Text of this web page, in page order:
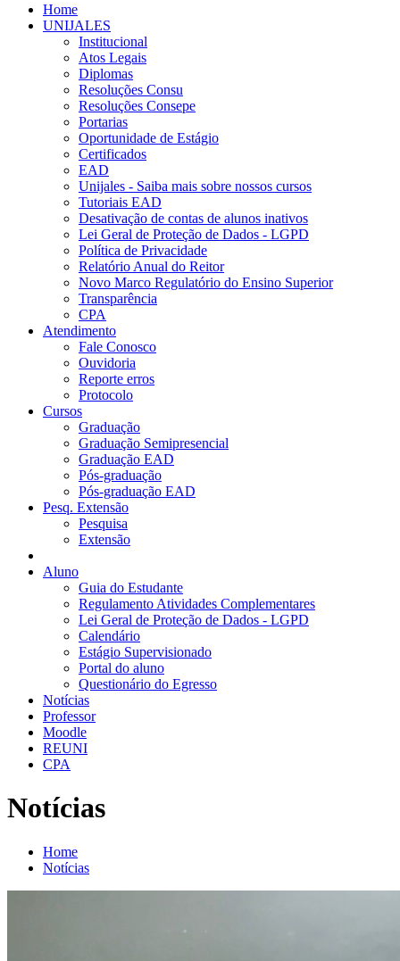
Home
UNIJALES
Institucional
Atos Legais
Diplomas
Resoluções Consu
Resoluções Consepe
Portarias
Oportunidade de Estágio
Certificados
EAD
Unijales - Saiba mais sobre nossos cursos
Tutoriais EAD
Desativação de contas de alunos inativos
Lei Geral de Proteção de Dados - LGPD
Política de Privacidade
Relatório Anual do Reitor
Novo Marco Regulatório do Ensino Superior
Transparência
CPA
Atendimento
Fale Conosco
Ouvidoria
Reporte erros
Protocolo
Cursos
Graduação
Graduação Semipresencial
Graduação EAD
Pós-graduação
Pós-graduação EAD
Pesq. Extensão
Pesquisa
Extensão
Aluno
Guia do Estudante
Regulamento Atividades Complementares
Lei Geral de Proteção de Dados - LGPD
Calendário
Estágio Supervisionado
Portal do aluno
Questionário do Egresso
Notícias
Professor
Moodle
REUNI
CPA
Notícias
Home
Notícias